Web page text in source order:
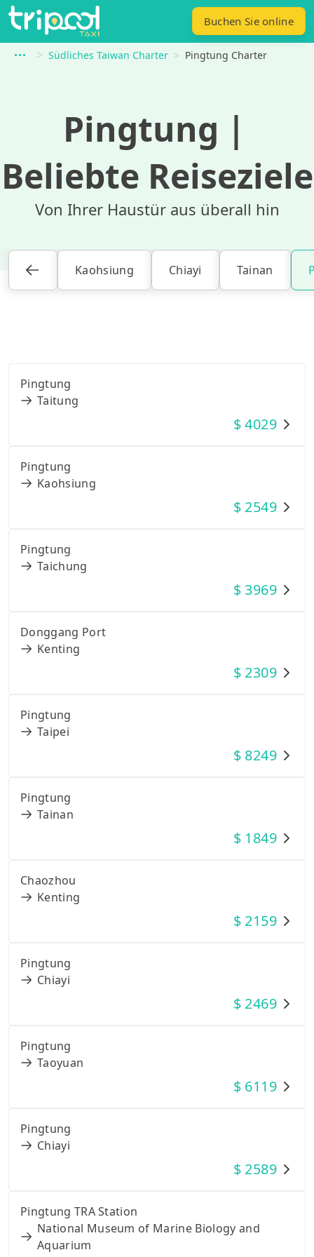
Buchen Sie online
Südliches Taiwan Charter Pingtung Charter
Pingtung ｜
Beliebte Reiseziele
Von Ihrer Haustür aus überall hin
Kaohsiung Chiayi Tainan
Pingtung
Taitung
$ 4029
Pingtung
Kaohsiung
$ 2549
Pingtung
Taichung
$ 3969
Donggang Port
Kenting
$ 2309
Pingtung
Taipei
$ 8249
Pingtung
Tainan
$ 1849
Chaozhou
Kenting
$ 2159
Pingtung
Chiayi
$ 2469
Pingtung
Taoyuan
$ 6119
Pingtung
Chiayi
$ 2589
Pingtung TRA Station
National Museum of Marine Biology and
Aquarium